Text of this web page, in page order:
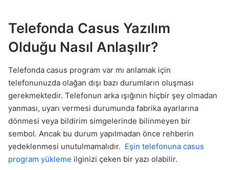
Telefonda Casus Yazılım
Olduğu Nasıl Anlaşılır?
Telefonda casus program var mı anlamak için
telefonunuzda olağan dışı bazı durumların oluşması
gerekmektedir. Telefonun arka ışığının hiçbir şey olmadan
yanması, uyarı vermesi durumunda fabrika ayarlarına
dönmesi veya bildirim simgelerinde bilinmeyen bir
sembol. Ancak bu durum yapılmadan önce rehberin
yedeklenmesi unutulmamalıdır. Eşin telefonuna casus
program yükleme ilginizi çeken bir yazı olabilir.